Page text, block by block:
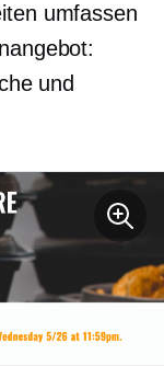
umfassen
und